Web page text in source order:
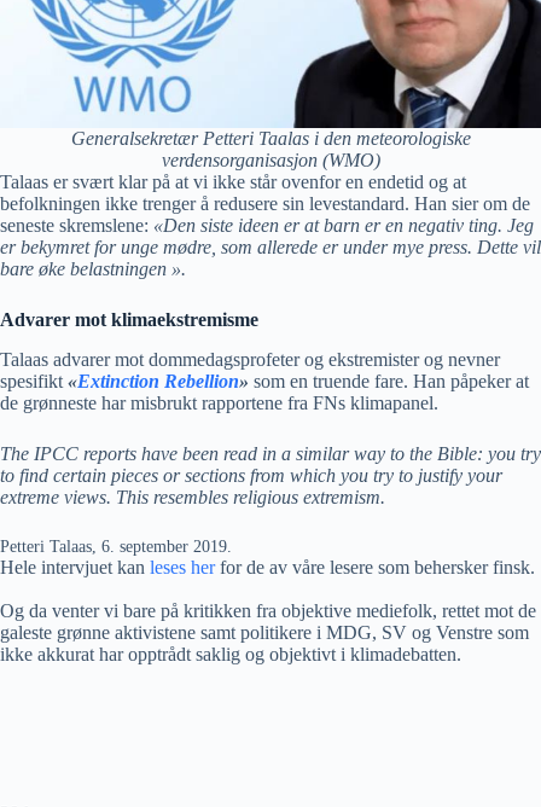
Generalsekretær Petteri Taalas i den meteorologiske
verdensorganisasjon (WMO)
Talaas er svært klar på at vi ikke står ovenfor en endetid og at
befolkningen ikke trenger å redusere sin levestandard. Han sier om de
seneste skremslene: «Den siste ideen er at barn er en negativ ting. Jeg
er bekymret for unge mødre, som allerede er under mye press. Dette vil
bare øke belastningen ».
Advarer mot klimaekstremisme
Talaas advarer mot dommedagsprofeter og ekstremister og nevner
spesifikt «Extinction Rebellion» som en truende fare. Han påpeker at
de grønneste har misbrukt rapportene fra FNs klimapanel.
The IPCC reports have been read in a similar way to the Bible: you try
to find certain pieces or sections from which you try to justify your
extreme views. This resembles religious extremism.
Petteri Talaas, 6. september 2019.
Hele intervjuet kan leses herfor de av våre lesere som behersker finsk.
Og da venter vi bare på kritikken fra objektive mediefolk, rettet mot de
galeste grønne aktivistene samt politikere i MDG, SV og Venstre som
ikke akkurat har opptrådt saklig og objektivt i klimadebatten.